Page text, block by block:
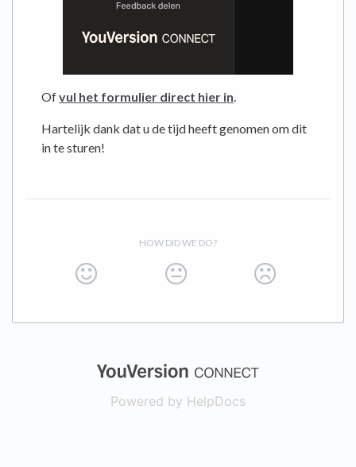
Ofvul het formulier direct hier in.
Hartelijk dank dat u de tijd heeft genomen om dit
in te sturen!
HOW DID WE DO?
(opens in a
Powered by HelpDocs